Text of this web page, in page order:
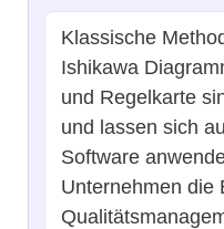
Klassische
Ishikawa
und Regelkarte
und lassen sich
Software
Unternehmen die